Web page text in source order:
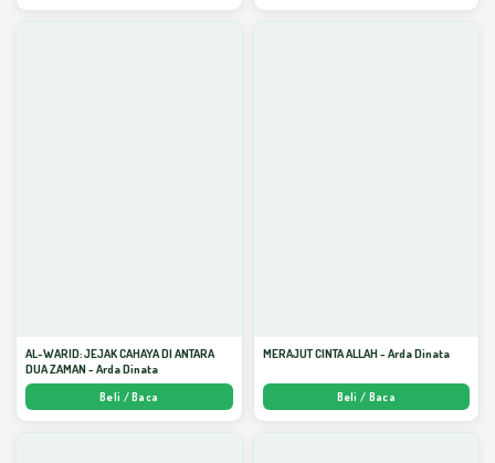
AL-WARID: JEJAK CAHAYA DI ANTARA
DUA ZAMAN - Arda Dinata
Beli / Baca
MERAJUT CINTA ALLAH - Arda Dinata
Beli / Baca